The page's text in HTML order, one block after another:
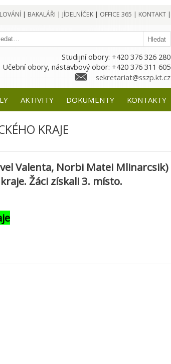
| BAKALÁŘI | JÍDELNÍČEK| OFFICE 365 | KONTAKT|
Studijní obory: +420 376 326 280
Učební obory, nástavbový obor: +420 376 311 605
sekretariat@sszp.kt.cz
AKTIVITY DOKUMENTY KONTAKTY
KRAJE
Valenta, Norbi Matei Mlinarcsik)
Žáci získali 3. místo.